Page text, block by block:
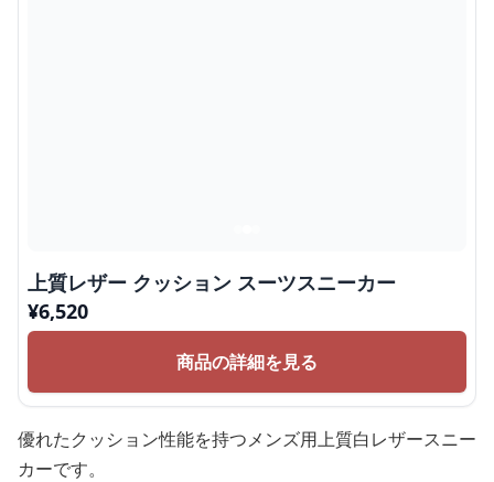
上質レザー クッション スーツスニーカー
¥6,520
商品の詳細を見る
優れたクッション性能を持つメンズ用上質白レザースニー
カーです。